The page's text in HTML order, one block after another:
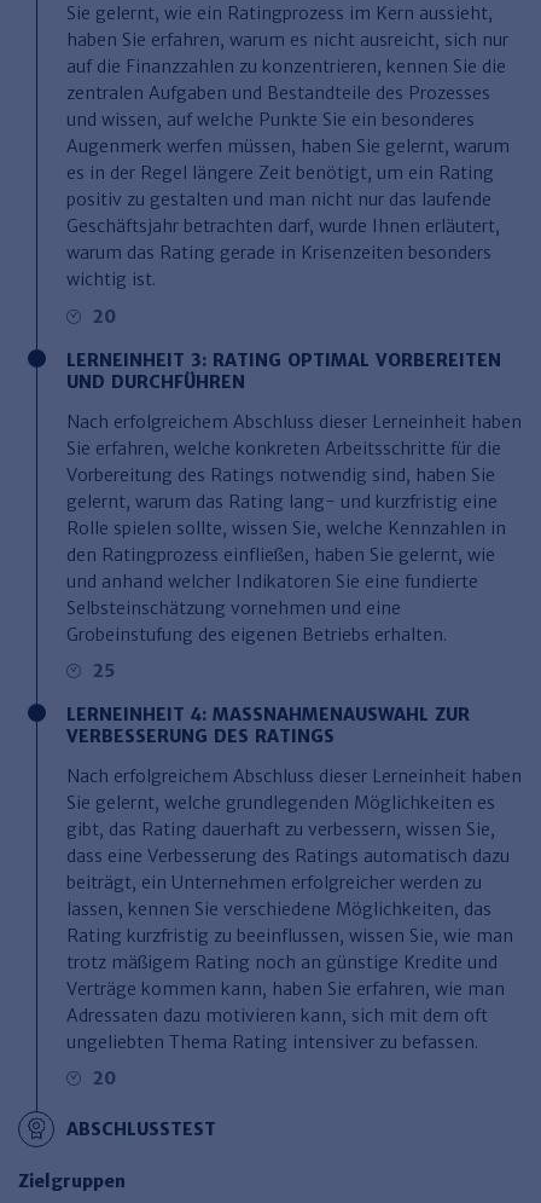
Sie gelernt, wie ein Ratingprozess im Kern aussieht,
haben Sie erfahren, warum es nicht ausreicht, sich nur
auf die Finanzzahlen zu konzentrieren, kennen Sie die
zentralen Aufgaben und Bestandteile des Prozesses
und wissen, auf welche Punkte Sie ein besonderes
Augenmerk werfen müssen, haben Sie gelernt, warum
es in der Regel längere Zeit benötigt, um ein Rating
positiv zu gestalten und man nicht nur das laufende
Geschäftsjahr betrachten darf, wurde Ihnen erläutert,
warum das Rating gerade in Krisenzeiten besonders
wichtig ist.
20
LERNEINHEIT 3: RATING OPTIMAL VORBEREITEN
UND DURCHFÜHREN
Nach erfolgreichem Abschluss dieser Lerneinheit haben
Sie erfahren, welche konkreten Arbeitsschritte für die
Vorbereitung des Ratings notwendig sind, haben Sie
gelernt, warum das Rating lang- und kurzfristig eine
Rolle spielen sollte, wissen Sie, welche Kennzahlen in
den Ratingprozess einfließen, haben Sie gelernt, wie
und anhand welcher Indikatoren Sie eine fundierte
Selbsteinschätzung vornehmen und eine
Grobeinstufung des eigenen Betriebs erhalten.
25
LERNEINHEIT 4: MASSNAHMENAUSWAHL ZUR V
ERBESSERUNG DES RATINGS
Nach erfolgreichem Abschluss dieser Lerneinheit haben
Sie gelernt, welche grundlegenden Möglichkeiten es
gibt, das Rating dauerhaft zu verbessern, wissen Sie,
dass eine Verbesserung des Ratings automatisch dazu
beiträgt, ein Unternehmen erfolgreicher werden zu
lassen, kennen Sie verschiedene Möglichkeiten, das
Rating kurzfristig zu beeinflussen, wissen Sie, wie man
trotz mäßigem Rating noch an günstige Kredite und
Verträge kommen kann, haben Sie erfahren, wie man
Adressaten dazu motivieren kann, sich mit dem oft
ungeliebten Thema Rating intensiver zu befassen.
20
ABSCHLUSSTEST
Zielgruppen